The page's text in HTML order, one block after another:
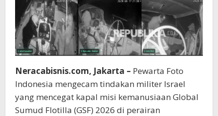
Neracabisnis.com, Jakarta – Pewarta Foto
Indonesia mengecam tindakan militer Israel
yang mencegat kapal misi kemanusiaan Global
Sumud Flotilla (GSF) 2026 di perairan